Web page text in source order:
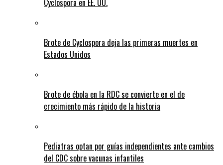
Cyclospora en EE. UU.
Brote de Cyclospora deja las primeras muertes en
Estados Unidos
Brote de ébola en la RDC se convierte en el de
crecimiento más rápido de la historia
Pediatras optan por guías independientes ante cambios
del CDC sobre vacunas infantiles